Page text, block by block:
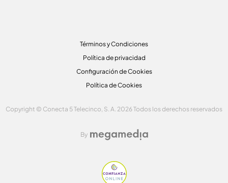
Términos y Condiciones
Política de privacidad
Configuración de Cookies
Política de Cookies
Copyright © Conecta 5 Telecinco, S. A. 2026 Todos los derechos reservados
By